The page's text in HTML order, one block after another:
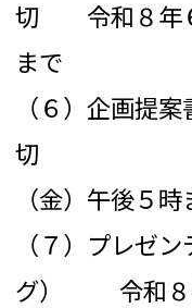
切 令和８年６
まで
（６）企画提
切 令和
（金）午後５時
（７）プレゼ
グ） 令和８